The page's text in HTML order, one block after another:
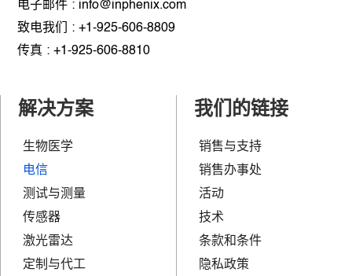
电子邮件 : info@inphenix.com
致电我们 : +1-925-606-8809
传真 : +1-925-606-8810
解决方案
生物医学
电信
测试与测量
传感器
激光雷达
定制与代工
我们的链接
销售与支持
销售办事处
活动
技术
条款和条件
隐私政策